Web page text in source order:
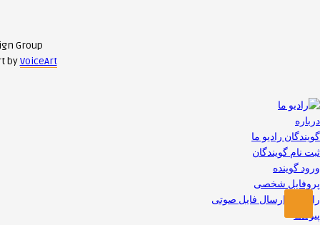
Group
byVoiceArt
درباره
گویندگان رادیو ما
ثبت نام گویندگان
ورود گوینده
پروفایل شخصی
راهنمای ارسال فایل صوتی
پیوندها